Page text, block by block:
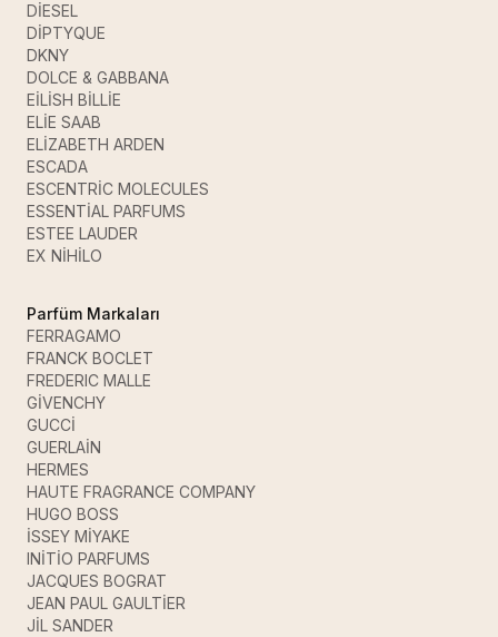
DİESEL
DİPTYQUE
DKNY
DOLCE & GABBANA
EİLİSH BİLLİE
ELİE SAAB
ELİZABETH ARDEN
ESCADA
ESCENTRİC MOLECULES
ESSENTİAL PARFUMS
ESTEE LAUDER
EX NİHİLO
Parfüm Markaları
FERRAGAMO
FRANCK BOCLET
FREDERIC MALLE
GİVENCHY
GUCCİ
GUERLAİN
HERMES
HAUTE FRAGRANCE COMPANY
HUGO BOSS
İSSEY MİYAKE
INİTİO PARFUMS
JACQUES BOGRAT
JEAN PAUL GAULTİER
JİL SANDER